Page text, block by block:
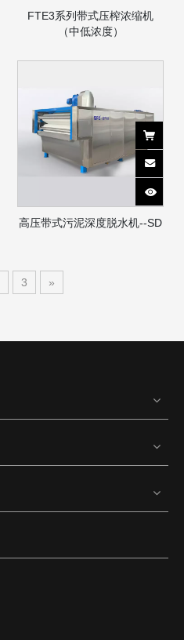
FTE3系列带式压榨浓缩机
（中低浓度）
高压带式污泥深度脱水机--SD
3 »